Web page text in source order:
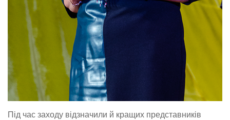
Під час заходу відзначили й кращих представників